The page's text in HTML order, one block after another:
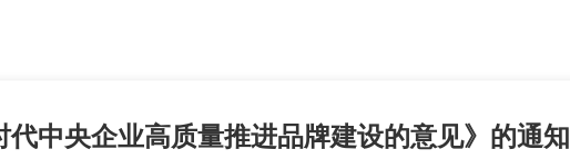
中央企业高质量推进品牌建设的意见》的通知